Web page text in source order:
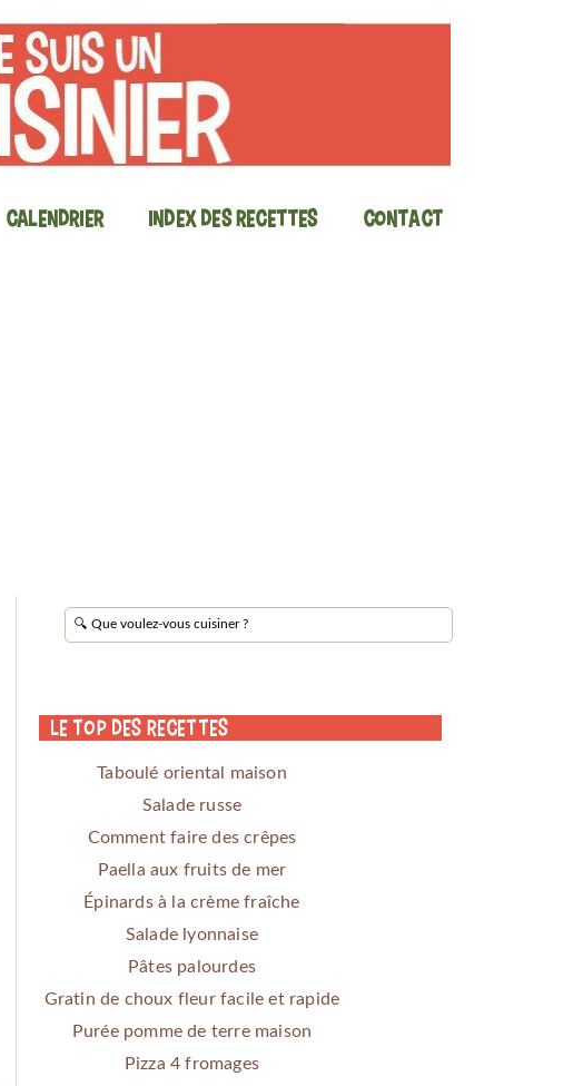
Calendrier Index des recettes Contact
Le Top des Recettes
Taboulé oriental maison
Salade russe
Comment faire des crêpes
Paella aux fruits de mer
Épinards à la crème fraîche
Salade lyonnaise
Pâtes palourdes
Gratin de choux fleur facile et rapide
Purée pomme de terre maison
Pizza 4 fromages